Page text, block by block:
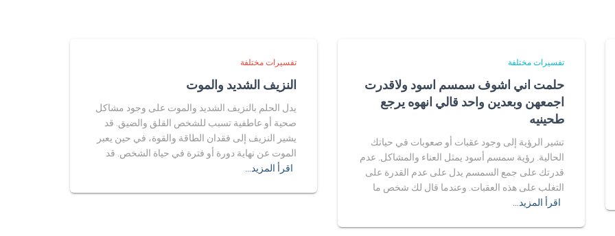
تفسيرات مختلفة
حلمت اني اشوف سمسم اسود ولاقدرت
اجمعهن وبعدين واحد قالي انهوه يرجع
طحينيه
تشير الرؤية إلى وجود عقبات أو صعوبات في حياتك
الحالية. رؤية سمسم أسود يمثل العناء والمشاكل. عدم
قدرتك على جمع السمسم يدل على عدم القدرة على
التغلب على هذه العقبات. وعندما قال لك شخص ما
اقرأ المزيد…
تفسيرات مختلفة
النزيف الشديد والموت
يدل الحلم بالنزيف الشديد والموت على وجود مشاكل
صحية أو عاطفية تسبب للشخص القلق والضيق. قد
يشير النزيف إلى فقدان الطاقة والقوة، في حين يعبر
الموت عن نهاية دورة أو فترة في حياة الشخص. قد
اقرأ المزيد…